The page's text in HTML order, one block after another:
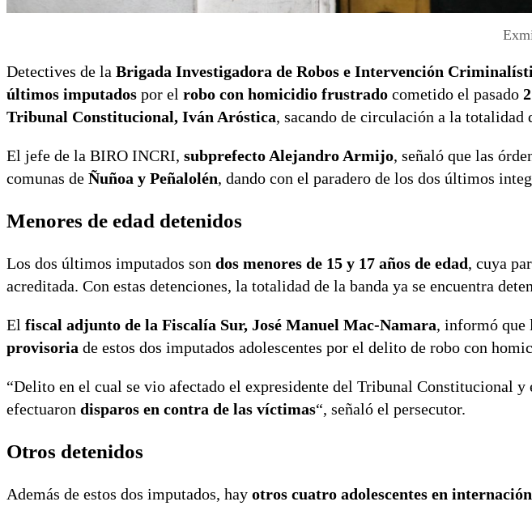
Detectives de la Brigada Investigadora de Robos e Intervención
últimos imputados por el robo con homicidio frustrado cometido el pasado
Tribunal Constitucional, Iván Aróstica, sacando de circulación a la totalidad
El jefe de la BIRO INCRI, subprefecto Alejandro Armijo, señaló que las
comunas de Ñuñoa y Peñalolén, dando con el paradero de los dos últimos
Menores de edad detenidos
Los dos últimos imputados son dos menores de 15 y 17 años de edad, cuya
acreditada. Con estas detenciones, la totalidad de la banda ya se encuentra
El fiscal adjunto de la Fiscalía Sur, José Manuel Mac-Namara, informó que
provisoria de estos dos imputados adolescentes por el delito de robo con
“Delito en el cual se vio afectado el expresidente del Tribunal Constitucional y
efectuaron disparos en contra de las víctimas“, señaló el persecutor.
Otros detenidos
Además de estos dos imputados, hay otros cuatro adolescentes en